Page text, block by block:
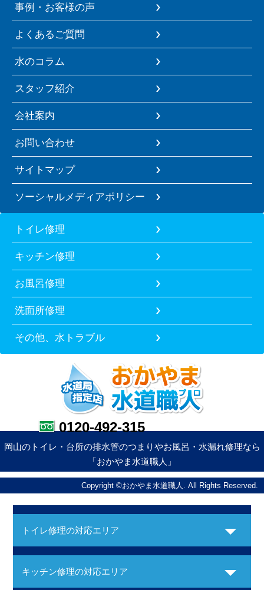
事例・お客様の声
よくあるご質問
水のコラム
スタッフ紹介
会社案内
お問い合わせ
サイトマップ
ソーシャルメディアポリシー
トイレ修理
キッチン修理
お風呂修理
洗面所修理
その他、水トラブル
0120-492-315
岡山のトイレ・台所の排水管のつまりやお風呂・水漏れ修理なら
「おかやま水道職人」
Copyright ©おかやま水道職人. All Rights Reserved.
トイレ修理の対応エリア
キッチン修理の対応エリア